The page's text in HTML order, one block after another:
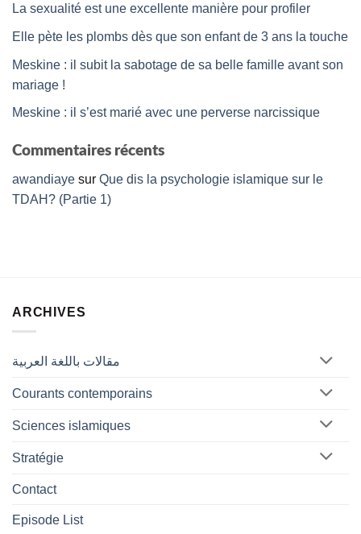
La sexualité est une excellente manière pour profiler
Elle pète les plombs dès que son enfant de 3 ans la touche
Meskine : il subit la sabotage de sa belle famille avant son
mariage !
Meskine : il s’est marié avec une perverse narcissique
Commentaires récents
awandiaye sur Que dis la psychologie islamique sur le
TDAH? (Partie 1)
ARCHIVES
مقالات باللغة العربية
Courants contemporains
Sciences islamiques
Stratégie
Contact
Episode List